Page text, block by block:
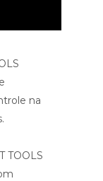
na
TOOLS